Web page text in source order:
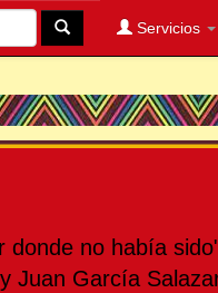
Servicios
donde no había
Juan García